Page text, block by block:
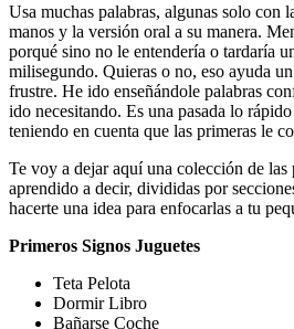
Usa muchas palabras, algunas solo con
manos y la versión oral a su manera.
porqué sino no le entendería o tardaría
milisegundo. Quieras o no, eso ayuda
frustre. He ido enseñándole palabras
ido necesitando. Es una pasada lo
teniendo en cuenta que las primeras le
Te voy a dejar aquí una colección de las
aprendido a decir, divididas por
hacerte una idea para enfocarlas a tu
Primeros Signos Juguetes
Teta Pelota
Dormir Libro
Bañarse Coche